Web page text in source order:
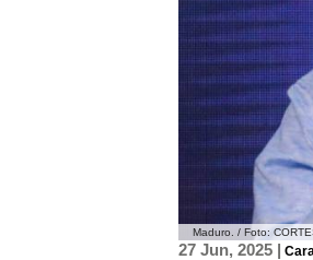
Maduro. / Foto:
27 Jun, 2025 |